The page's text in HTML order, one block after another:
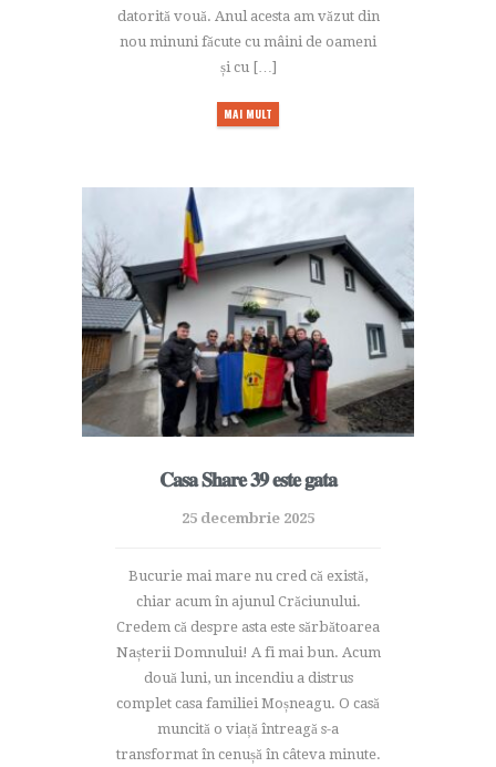
datorită vouă. Anul acesta am văzut din
nou minuni făcute cu mâini de oameni
și cu […]
MAI MULT
𝐂𝐚𝐬𝐚 𝐒𝐡𝐚𝐫𝐞 𝟑𝟗 𝐞𝐬𝐭𝐞 𝐠𝐚𝐭𝐚
25 decembrie 2025
Bucurie mai mare nu cred că există,
chiar acum în ajunul Crăciunului.
Credem că despre asta este sărbătoarea
Nașterii Domnului! A fi mai bun. Acum
două luni, un incendiu a distrus
complet casa familiei Moșneagu. O casă
muncită o viață întreagă s-a
transformat în cenușă în câteva minute.